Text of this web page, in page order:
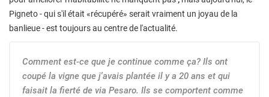
Pigneto - qui s'il était «récupéré» serait vraiment un joyau de la
banlieue - est toujours au centre de l'actualité.
Comment est-ce que je continue comme ça? Ils ont
coupé la vigne que j'avais plantée il y a 20 ans et qui
faisait la fierté de via Pesaro. Ils se comportent comme